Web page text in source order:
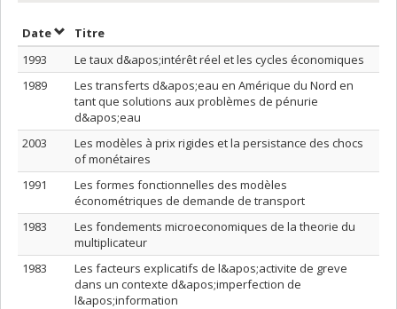
DateTrier par date en ordre décroissant
Titre
1993
Le taux d&apos;intérêt réel et les cycles économiques
1989
Les transferts d&apos;eau en Amérique du Nord en
tant que solutions aux problèmes de pénurie
d&apos;eau
2003
Les modèles à prix rigides et la persistance des chocs
of monétaires
1991
Les formes fonctionnelles des modèles
économétriques de demande de transport
1983
Les fondements microeconomiques de la theorie du
multiplicateur
1983
Les facteurs explicatifs de l&apos;activite de greve
dans un contexte d&apos;imperfection de
l&apos;information